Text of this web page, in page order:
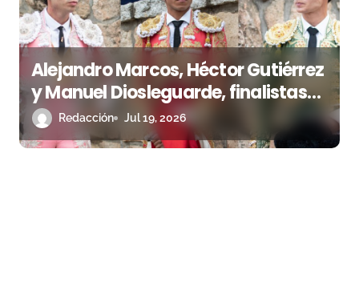
Alejandro Marcos, Héctor Gutiérrez
y Manuel Diosleguarde, finalistas
de la Copa Chenel 2026
Redacción Jul 19, 2026